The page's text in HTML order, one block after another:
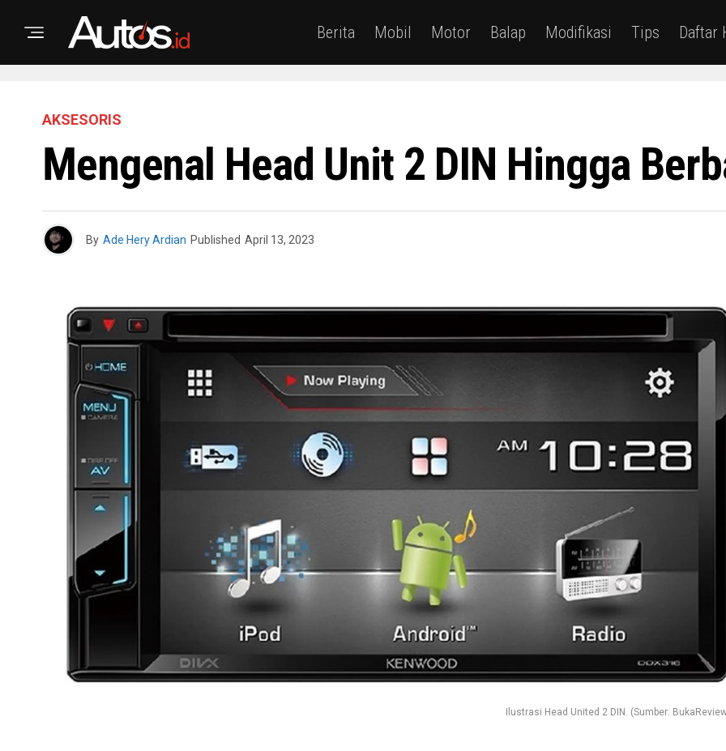
Berita Mobil Motor Balap Modifikasi Tips Daftar
AKSESORIS
Mengenal Head Unit 2 DIN Hingga
By Ade Hery Ardian Published April 13, 2023
Ilustrasi Head United 2 DIN. (Sumber: